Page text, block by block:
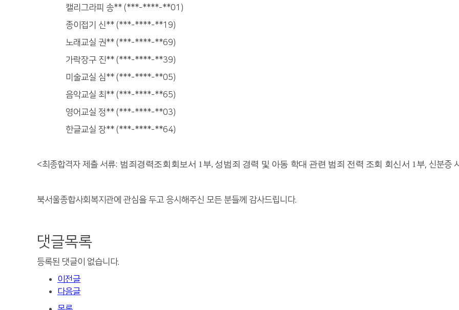
캘리그라피 송** (***-****-**01)
종이접기 신** (***-****-**19)
노래교실 권** (***-****-**69)
가락장구 진** (***-****-**39)
미술교실 심** (***-****-**05)
음악교실 최** (***-****-**65)
영어교실 정** (***-****-**03)
한글교실 장** (***-****-**64)
<최종합격자 제출 서류: 범죄경력조회회보서 1부, 성범죄 경력 및 아동 학대 관련 범죄 전력 조회 회신서 1부, 신분증
북서울종합사회복지관에 관심을 두고 응시해주신 모든 분들께 감사드립니다.
댓글목록
등록된 댓글이 없습니다.
이전글
다음글